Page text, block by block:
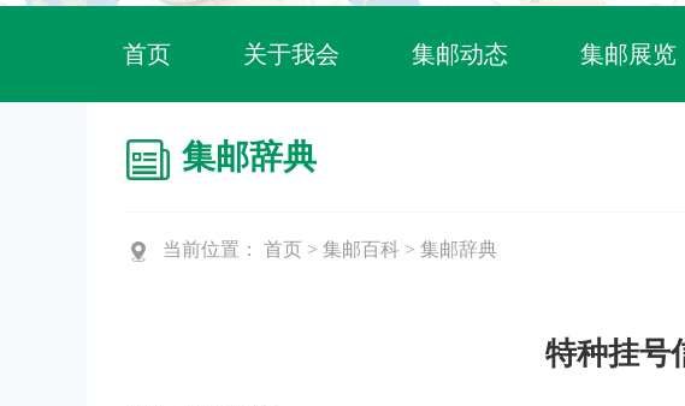
首页 关于我会 集邮动态 集邮展览
集邮辞典
当前位置： 首页 > 集邮百科 > 集邮辞典
特种挂号